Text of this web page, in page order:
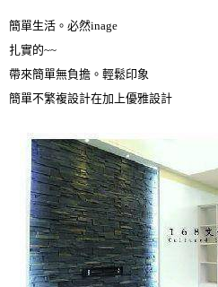
簡單生活。必然inage
扎實的~~
帶來簡單無負擔。輕鬆印象
簡單不繁複設計在加上優雅設計